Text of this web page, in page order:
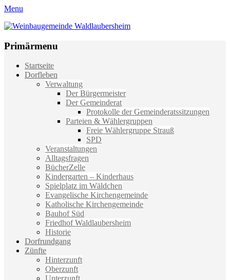
Menu
Weinbaugemeinde Waldlaubersheim
Primärmenu
Weiter
zum
Startseite
Dorfleben
Verwaltung
Der Bürgermeister
Der Gemeinderat
Protokolle der Gemeinderatssitzungen
Parteien & Wählergruppen
Freie Wählergruppe Strauß
SPD
Veranstaltungen
Alltagsfragen
BücherZelle
Kindergarten – Kinderhaus
Spielplatz im Wäldchen
Evangelische Kirchengemeinde
Katholische Kirchengemeinde
Bauhof Süd
Friedhof Waldlaubersheim
Historie
Dorfrundgang
Zünfte
Hinterzunft
Oberzunft